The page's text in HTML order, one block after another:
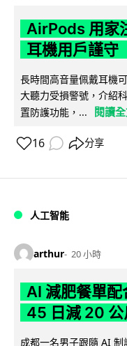
AirPods 用家
耳機用戶謹
長時間高音量佩戴耳機
大聽力受損警號，介紹
置防護功能，...
閱讀
16 分享
人工智能
arthur 20 小時
AI 減肥餐單
45 日減 20 公
成都一名男子跟隨 AI